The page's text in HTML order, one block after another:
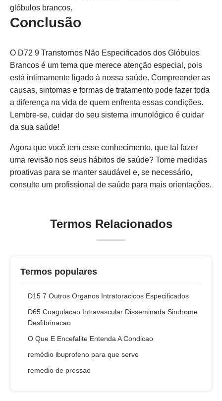
glóbulos brancos.
Conclusão
O D72 9 Transtornos Não Especificados dos Glóbulos
Brancos é um tema que merece atenção especial, pois
está intimamente ligado à nossa saúde. Compreender as
causas, sintomas e formas de tratamento pode fazer toda
a diferença na vida de quem enfrenta essas condições.
Lembre-se, cuidar do seu sistema imunológico é cuidar
da sua saúde!
Agora que você tem esse conhecimento, que tal fazer
uma revisão nos seus hábitos de saúde? Tome medidas
proativas para se manter saudável e, se necessário,
consulte um profissional de saúde para mais orientações.
Termos Relacionados
Termos populares
D15 7 Outros Organos Intratoracicos Especificados
D65 Coagulacao Intravascular Disseminada Sindrome
Desfibrinacao
O Que E Encefalite Entenda A Condicao
remédio ibuprofeno para que serve
remedio de pressao